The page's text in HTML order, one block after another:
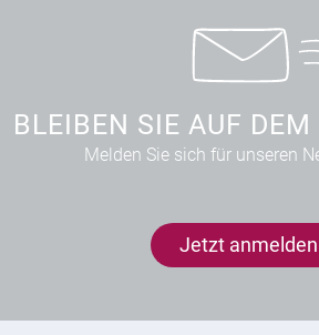
BLEIBEN SIE AUF DEM
Melden Sie sich für unseren
Jetzt anmelden